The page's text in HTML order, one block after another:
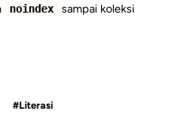
noindex
sampai koleksi
#Literasi